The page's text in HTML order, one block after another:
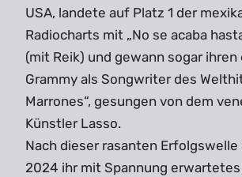
USA, landete auf Platz 1 der
Radiocharts mit „No se acaba
(mit Reik) und gewann sogar
Grammy als Songwriter des
Marrones“, gesungen von dem
Künstler Lasso.
Nach dieser rasanten Erfolgswelle
2024 ihr mit Spannung